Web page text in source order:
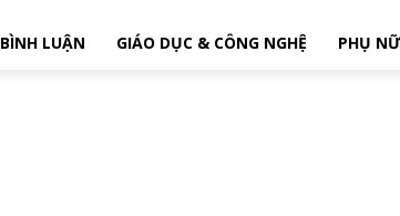
BÌNH LUẬN GIÁO DỤC & CÔNG NGHỆ PHỤ NỮ